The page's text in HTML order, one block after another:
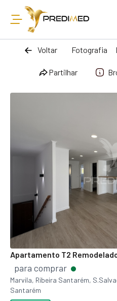
Voltar Fotografia
Partilhar
Apartamento T2
para comprar
Marvila, Ribeira Santarém,
Santarém